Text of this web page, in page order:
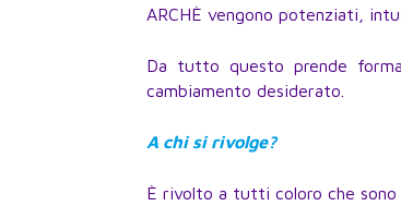
ARCHÈ vengono potenziati,
Da tutto questo prende
cambiamento desiderato.
A chi si rivolge?
È rivolto a tutti coloro che sono